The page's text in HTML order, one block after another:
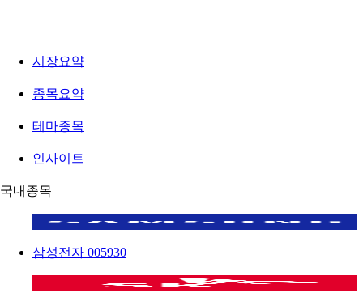
시장요약
종목요약
테마종목
인사이트
국내종목
삼성전자 005930